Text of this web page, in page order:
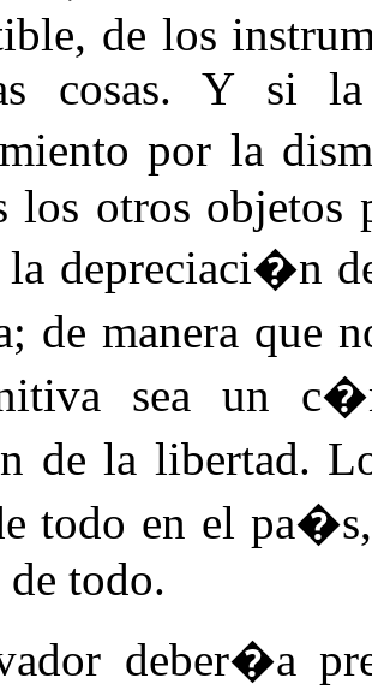
de los
cosas. Y si
por la
los otros objetos
la depreciaci�n
de manera que
sea un
de la libertad.
todo en el
todo.
deber�a